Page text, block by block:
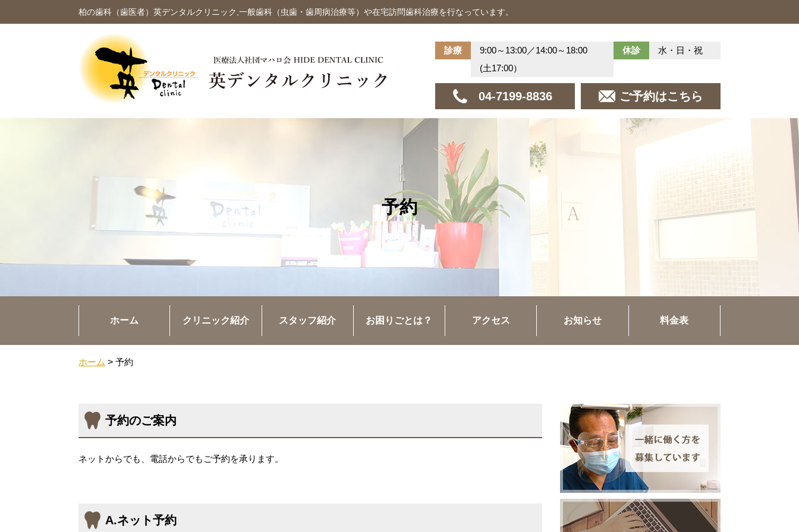
柏の歯科（歯医者）英デンタルクリニック,一般歯科（虫歯・歯周病治療等）や在宅訪問歯科治療を行なっています。
診療
9:00～13:00／14:00～18:00
(土17:00）
休診 水・日・祝
04-7199-8836 ご予約はこちら
予約
ホーム クリニック紹介 スタッフ紹介 お困りごとは？ アクセス お知らせ 料金表
ホーム > 予約
予約のご案内
ネットからでも、電話からでもご予約を承ります。
A.ネット予約